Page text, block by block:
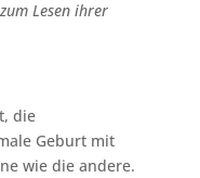
Lesen ihrer
die
Geburt mit
wie die andere.